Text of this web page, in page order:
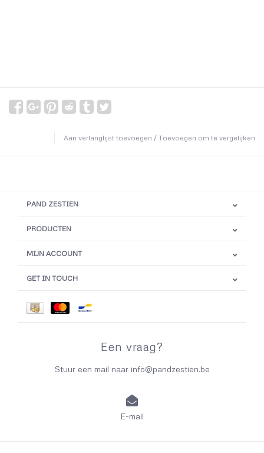
Aan verlanglijst toevoegen / Toevoegen om te vergelijken
PAND ZESTIEN
PRODUCTEN
MIJN ACCOUNT
GET IN TOUCH
Een vraag?
Stuur een mail naar info@pandzestien.be
E-mail